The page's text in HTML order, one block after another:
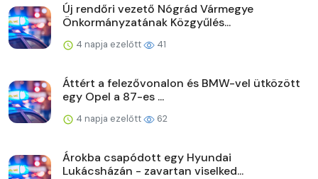
Új rendőri vezető Nógrád Vármegye
Önkormányzatának Közgyűlés...
4 napja ezelőtt 41
Áttért a felezővonalon és BMW-vel ütközött
egy Opel a 87-es ...
4 napja ezelőtt 62
Árokba csapódott egy Hyundai
Lukácsházán - zavartan viselked...